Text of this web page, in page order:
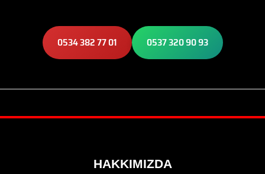
0534 382 77 01 0537 320 90 93
HAKKIMIZDA